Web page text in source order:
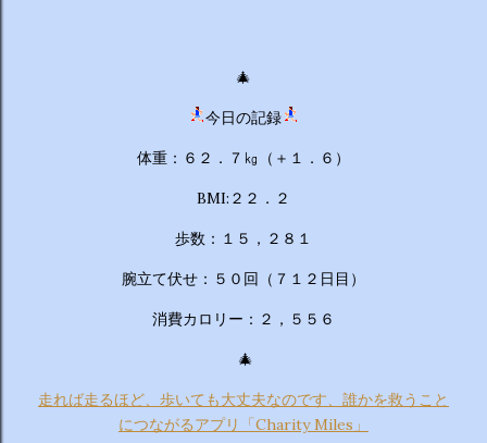
🎄
今日の記録
体重：６２．７㎏（＋１．６）
BMI:２２．２
歩数：１５，２８１
腕立て伏せ：５０回（７１２日目）
消費カロリー：２，５５６
🎄
走れば走るほど、歩いても大丈夫なのです、誰かを救うこと
につながるアプリ「Charity Miles」